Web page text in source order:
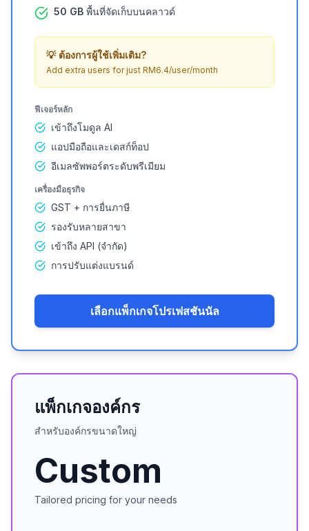
50 GB พื้นที่จัดเก็บบนคลาวด์
💡 ต้องการผู้ใช้เพิ่มเติม?
Add extra users for just RM6.4/user/month
ฟีเจอร์หลัก
เข้าถึงโมดูล AI
แอปมือถือและเดสก์ท็อป
อีเมลซัพพอร์ตระดับพรีเมียม
เครื่องมือธุรกิจ
GST + การยื่นภาษี
รองรับหลายสาขา
เข้าถึง API (จำกัด)
การปรับแต่งแบรนด์
เลือกแพ็กเกจโปรเฟสชันนัล
แพ็กเกจองค์กร
สำหรับองค์กรขนาดใหญ่
Custom
Tailored pricing for your needs